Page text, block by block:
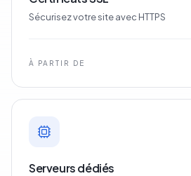
Sécurisez votre site avec HTTPS
À PARTIR DE
Serveurs dédiés